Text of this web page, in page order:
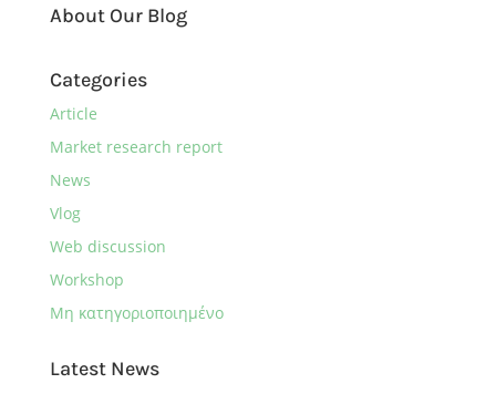
About Our Blog
Categories
Article
Market research report
News
Vlog
Web discussion
Workshop
Μη κατηγοριοποιημένο
Latest News